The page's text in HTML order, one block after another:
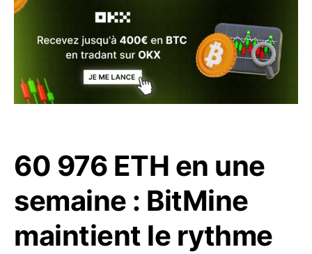
60 976 ETH en une
semaine : BitMine
maintient le rythme